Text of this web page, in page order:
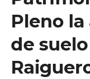
Pleno
de